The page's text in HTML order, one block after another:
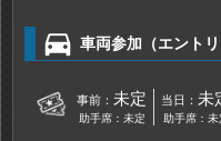
directions_car 車両参加（エントリ
事前： 未定
助手席：未定
当日： 未
助手席：未